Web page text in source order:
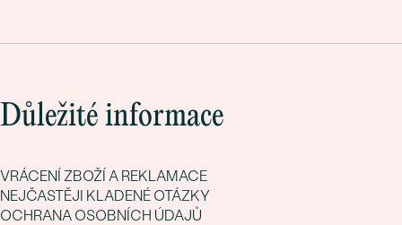
Důležité informace
VRÁCENÍ ZBOŽÍ A REKLAMACE
NEJČASTĚJI KLADENÉ OTÁZKY
OCHRANA OSOBNÍCH ÚDAJŮ